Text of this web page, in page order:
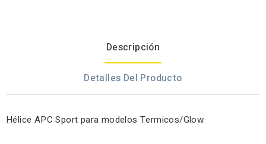
Descripción
Detalles Del Producto
Hélice APC Sport para modelos Termicos/Glow.